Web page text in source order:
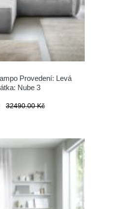
Provedení: Levá
Nube 3
32490.00 Kč